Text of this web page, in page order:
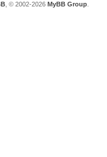
, © 2002-2026 MyBB Group